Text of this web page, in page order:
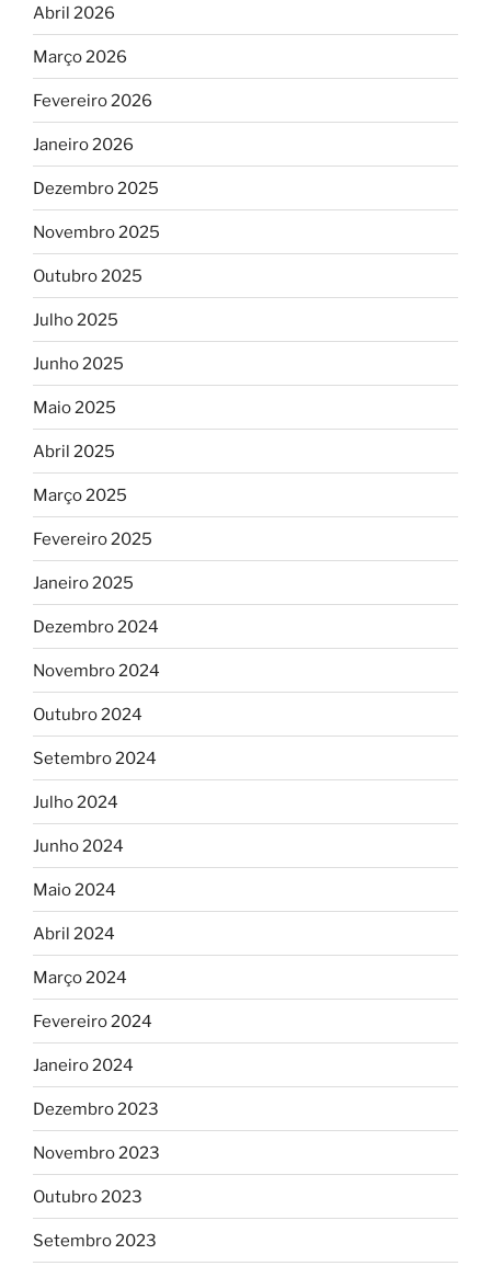
Abril 2026
Março 2026
Fevereiro 2026
Janeiro 2026
Dezembro 2025
Novembro 2025
Outubro 2025
Julho 2025
Junho 2025
Maio 2025
Abril 2025
Março 2025
Fevereiro 2025
Janeiro 2025
Dezembro 2024
Novembro 2024
Outubro 2024
Setembro 2024
Julho 2024
Junho 2024
Maio 2024
Abril 2024
Março 2024
Fevereiro 2024
Janeiro 2024
Dezembro 2023
Novembro 2023
Outubro 2023
Setembro 2023